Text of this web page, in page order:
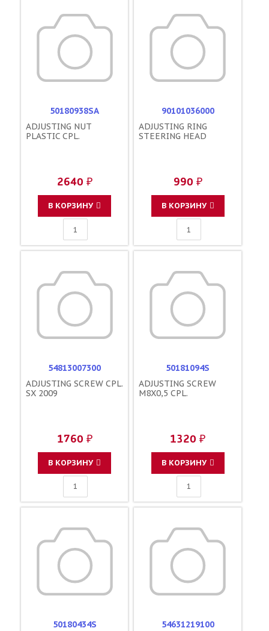
50180938SA
ADJUSTING NUT
PLASTIC CPL.
2640 ₽
В КОРЗИНУ
90101036000
ADJUSTING RING
STEERING HEAD
990 ₽
В КОРЗИНУ
54813007300
ADJUSTING SCREW CPL.
SX 2009
1760 ₽
В КОРЗИНУ
50181094S
ADJUSTING SCREW
M8X0,5 CPL.
1320 ₽
В КОРЗИНУ
50180434S
54631219100